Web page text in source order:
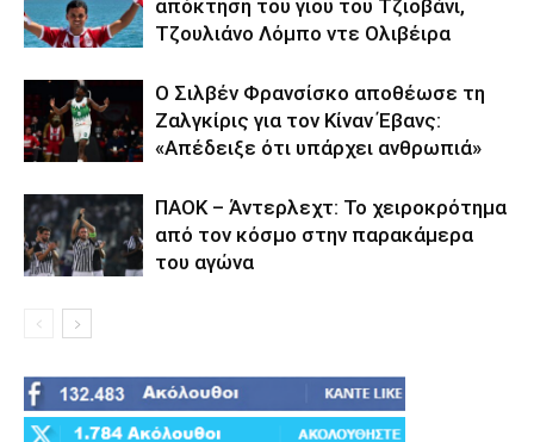
απόκτηση του γιου του Τζιοβάνι,
Τζουλιάνο Λόμπο ντε Ολιβέιρα
Ο Σιλβέν Φρανσίσκο αποθέωσε τη
Ζαλγκίρις για τον Κίναν Έβανς:
«Απέδειξε ότι υπάρχει ανθρωπιά»
ΠΑΟΚ – Άντερλεχτ: Το χειροκρότημα
από τον κόσμο στην παρακάμερα
του αγώνα